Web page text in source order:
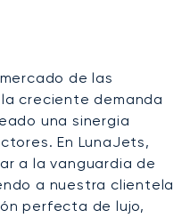
de las
creciente demanda
una sinergia
En LunaJets,
a la vanguardia de
a nuestra clientela
perfecta de lujo,